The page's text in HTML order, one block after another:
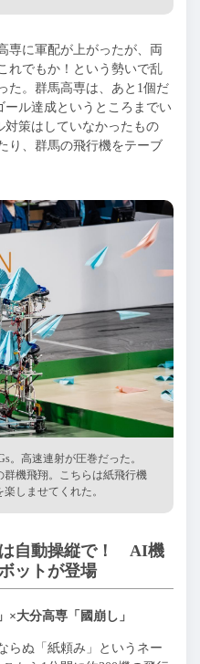
専に軍配が上がったが、両
れでもか！という勢いで乱
た。群馬高専は、あと1個だ
ル達成というところまでい
対策はしていなかったもの
り、群馬の飛行機をテーブ
。高速連射が圧巻だった。
機飛翔。こちらは紙飛行機
しませてくれた。
自動操縦で！ AI機
ットが登場
×大分高専「國崩し」
らぬ「紙頼み」というネー